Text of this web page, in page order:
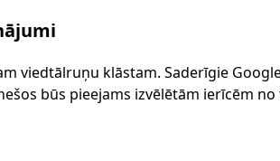
viedtālruņu klāstam. Saderīgie
būs pieejams izvēlētām ierīcēm